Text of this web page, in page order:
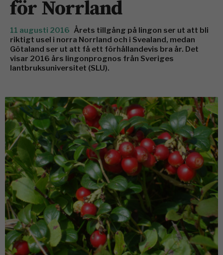
för Norrland
11 augusti 2016 Årets tillgång på lingon ser ut att bli
riktigt usel i norra Norrland och i Svealand, medan
Götaland ser ut att få ett förhållandevis bra år. Det
visar 2016 års lingonprognos från Sveriges
lantbruksuniversitet (SLU).